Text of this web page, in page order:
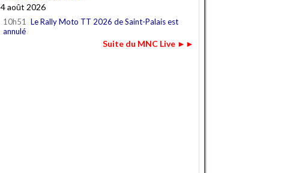
4 août 2026
10h51
Le Rally Moto TT 2026 de Saint-Palais est
annulé
Suite du MNC Live ►►